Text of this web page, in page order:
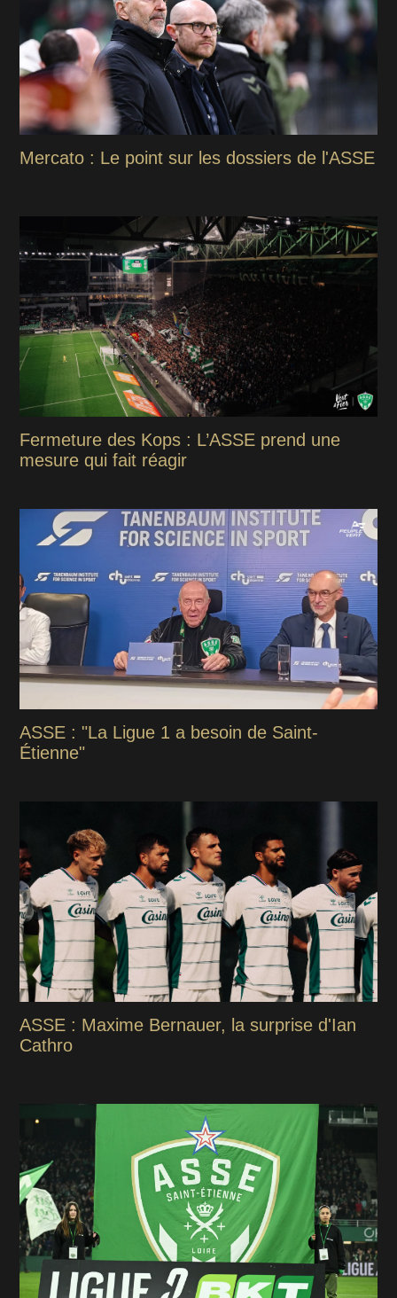
Mercato : Le point sur les dossiers de l'ASSE
Fermeture des Kops : L’ASSE prend une
mesure qui fait réagir
ASSE : "La Ligue 1 a besoin de Saint-
Étienne"
ASSE : Maxime Bernauer, la surprise d'Ian
Cathro